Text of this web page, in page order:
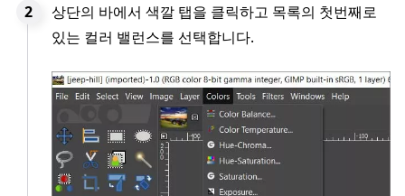
상단의 바에서 색깔 탭을 클릭하고 목록의 첫번째로
있는 컬러 밸런스를 선택합니다.